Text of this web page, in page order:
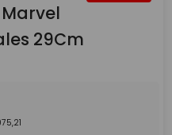
29Cm
,21